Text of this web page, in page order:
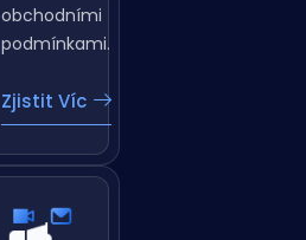
zrušení v
souladu
obchodními
podmínkami.
Zjistit Víc